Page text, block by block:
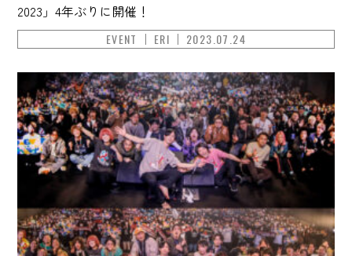
2023」4年ぶりに開催！
EVENT ERI 2023.07.24